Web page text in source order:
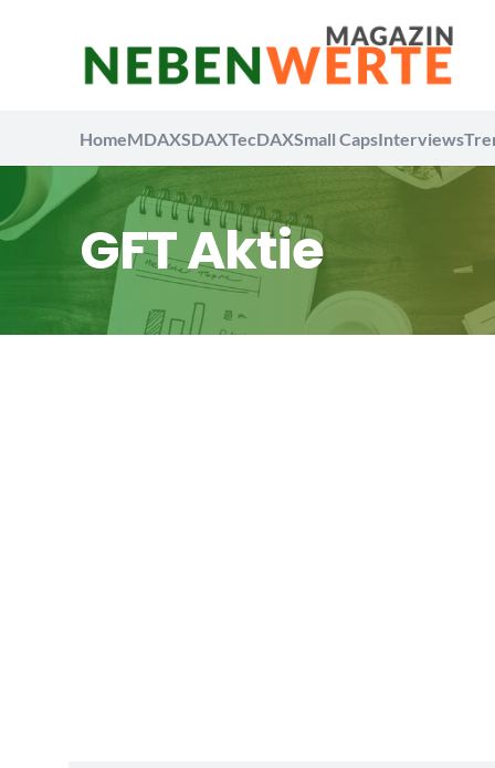
HomeMDAXSDAXTecDAXSmall CapsInterviews
GFT Aktie